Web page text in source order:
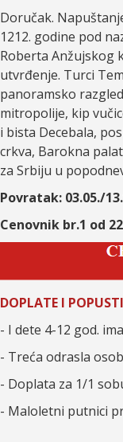
Doručak.
1212. godine pod
Roberta Anžujskog
utvrđenje. Turci
panoramsko
mitropolije, kip
i bista Decebala,
crkva, Barokna
za Srbiju u
Povratak: 03.05./
Cenovnik br.1 od
DOPLATE I POPUSTI
- I dete 4-12 god.
- Treća odrasla
- Doplata za 1/1
- Maloletni putnici